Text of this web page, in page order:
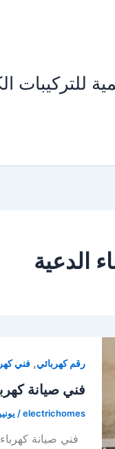
للتركيبات
الدعية
رقم كهربائي, فني
فني صيانة كهرباء الكويت /
electrichomes
/ يونيو 20,